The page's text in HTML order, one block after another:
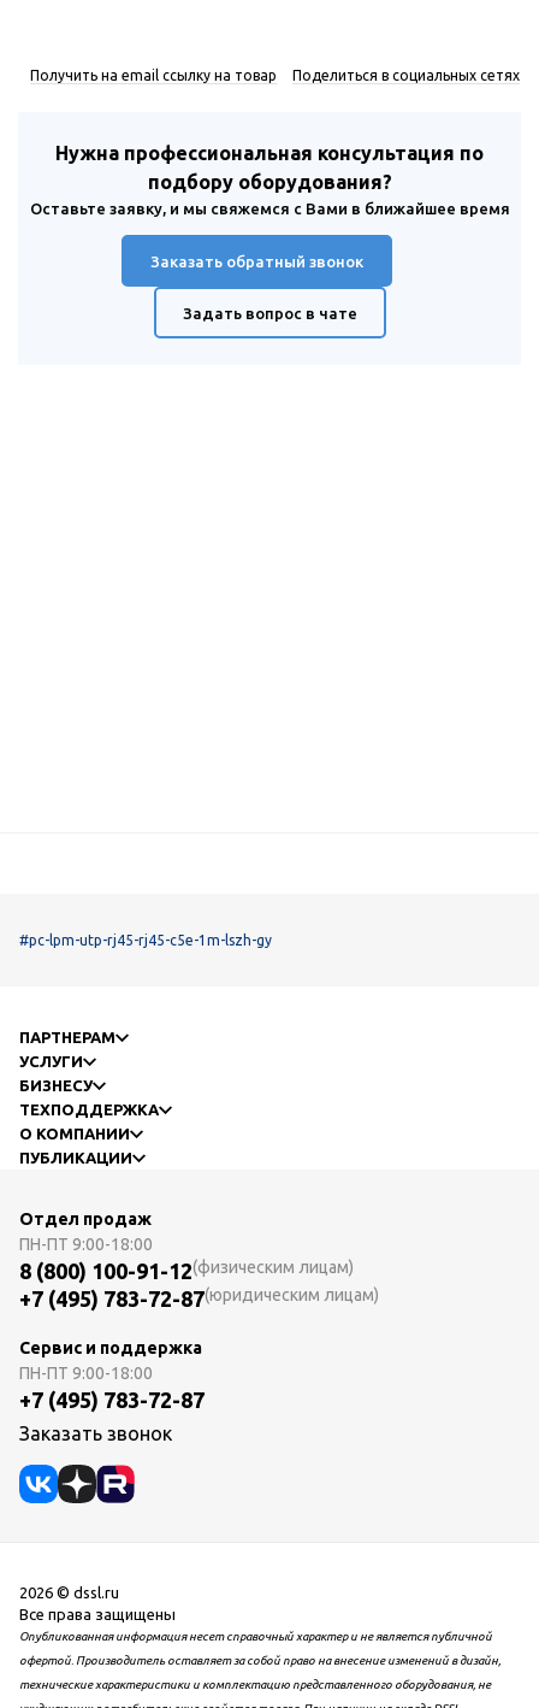
Получить на email ссылку на товар Поделиться в социальных сетях
Нужна профессиональная консультация по
подбору оборудования?
Оставьте заявку, и мы свяжемся с Вами в ближайшее время
Заказать обратный звонок
Задать вопрос в чате
#pc-lpm-utp-rj45-rj45-c5e-1m-lszh-gy
ПАРТНЕРАМ
УСЛУГИ
БИЗНЕСУ
ТЕХПОДДЕРЖКА
О КОМПАНИИ
ПУБЛИКАЦИИ
Отдел продаж
ПН-ПТ 9:00-18:00
8 (800) 100-91-12(физическим лицам)
+7 (495) 783-72-87(юридическим лицам)
Сервис и поддержка
ПН-ПТ 9:00-18:00
+7 (495) 783-72-87
Заказать звонок
2026 © dssl.ru
Все права защищены
Опубликованная информация несет справочный характер и не является публичной
офертой. Производитель оставляет за собой право на внесение изменений в дизайн,
технические характеристики и комплектацию представленного оборудования, не